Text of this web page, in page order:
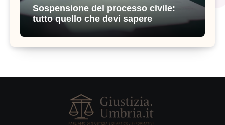
Sospensione del processo civile:
tutto quello che devi sapere